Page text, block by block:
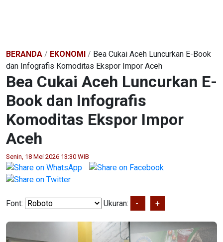
BERANDA / EKONOMI / Bea Cukai Aceh Luncurkan E-Book
dan Infografis Komoditas Ekspor Impor Aceh
Bea Cukai Aceh Luncurkan E-
Book dan Infografis
Komoditas Ekspor Impor
Aceh
Senin, 18 Mei 2026 13:30 WIB
Font: Ukuran: - +